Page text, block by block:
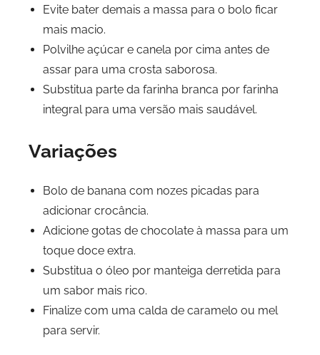
Evite bater demais a massa para o bolo ficar
mais macio.
Polvilhe açúcar e canela por cima antes de
assar para uma crosta saborosa.
Substitua parte da farinha branca por farinha
integral para uma versão mais saudável.
Variações
Bolo de banana com nozes picadas para
adicionar crocância.
Adicione gotas de chocolate à massa para um
toque doce extra.
Substitua o óleo por manteiga derretida para
um sabor mais rico.
Finalize com uma calda de caramelo ou mel
para servir.